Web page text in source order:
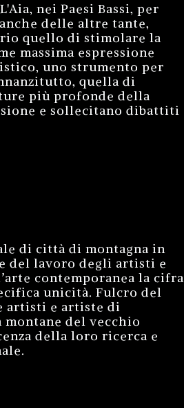
nei Paesi Bassi, per
delle altre tante,
quello di stimolare la
massima espressione
uno strumento per
quella di
più profonde della
e sollecitano dibattiti
di città di montagna in
del lavoro degli artisti e
contemporanea la cifra
unicità. Fulcro del
artisti e artiste di
del vecchio
della loro ricerca e